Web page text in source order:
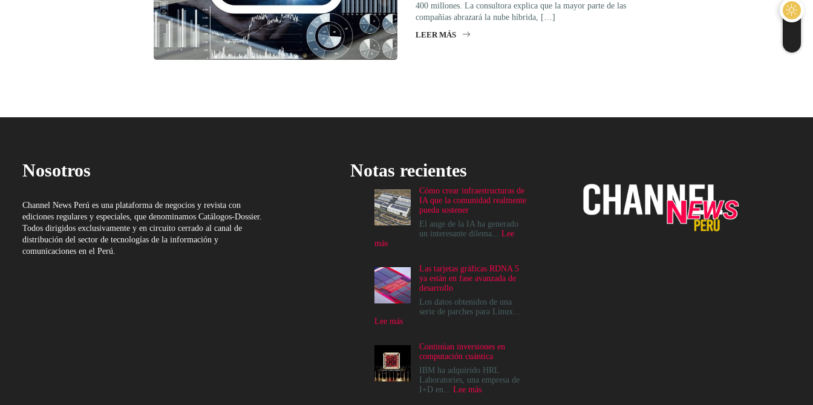
400 millones. La consultora explica que la mayor parte de las
compañías abrazará la nube híbrida, […]
LEER MÁS
Nosotros
Channel News Perú es una plataforma de negocios y revista con
ediciones regulares y especiales, que denominamos Catálogos-Dossier.
Todos dirigidos exclusivamente y en circuito cerrado al canal de
distribución del sector de tecnologías de la información y
comunicaciones en el Perú.
Notas recientes
Cómo crear infraestructuras de
IA que la comunidad realmente
pueda sostener
El auge de la IA ha generado
un interesante dilema... Lee
más:
infraestructuras
de
IA
que
comunidad
Las tarjetas gráficas RDNA 5
ya están en fase avanzada de
desarrollo
Los datos obtenidos de una
serie de parches para Linux...
Lee más:
gráficas
RDNA
5
ya
Continúan inversiones en
computación cuántica
IBM ha adquirido HRL
Laboratories, una empresa de
I+D en... Lee más: